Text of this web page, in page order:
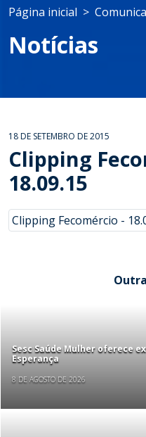
Página inicial
Notícias
18 DE SETEMBRO DE 2015
Clipping
18.09.15
Clipping Fecomércio -
Sesc Saúde Mulher oferece
Esperança
8 DE AGOSTO DE 2026